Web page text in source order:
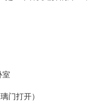
室
门打开）